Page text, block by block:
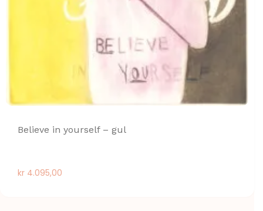
Believe in yourself – gul
kr 4.095,00